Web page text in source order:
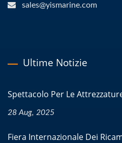
sales@yismarine.com
Ultime Notizie
Spettacolo Per Le
28 Aug, 2025
Fiera Internazionale Dei